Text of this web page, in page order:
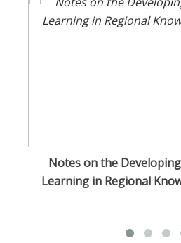
Notes on the
Learning in Regional